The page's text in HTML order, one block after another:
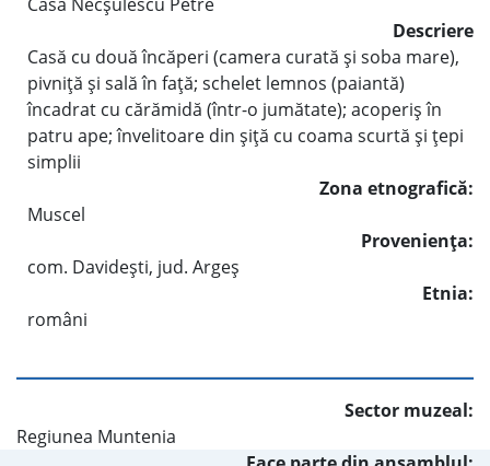
Casa Necşulescu Petre
Descriere
Casă cu două încăperi (camera curată şi soba mare),
pivniţă şi sală în faţă; schelet lemnos (paiantă)
încadrat cu cărămidă (într-o jumătate); acoperiş în
patru ape; învelitoare din şiţă cu coama scurtă şi ţepi
simplii
Zona etnografică:
Muscel
Provenienţa:
com. Davideşti, jud. Argeş
Etnia:
români
Sector muzeal:
Regiunea Muntenia